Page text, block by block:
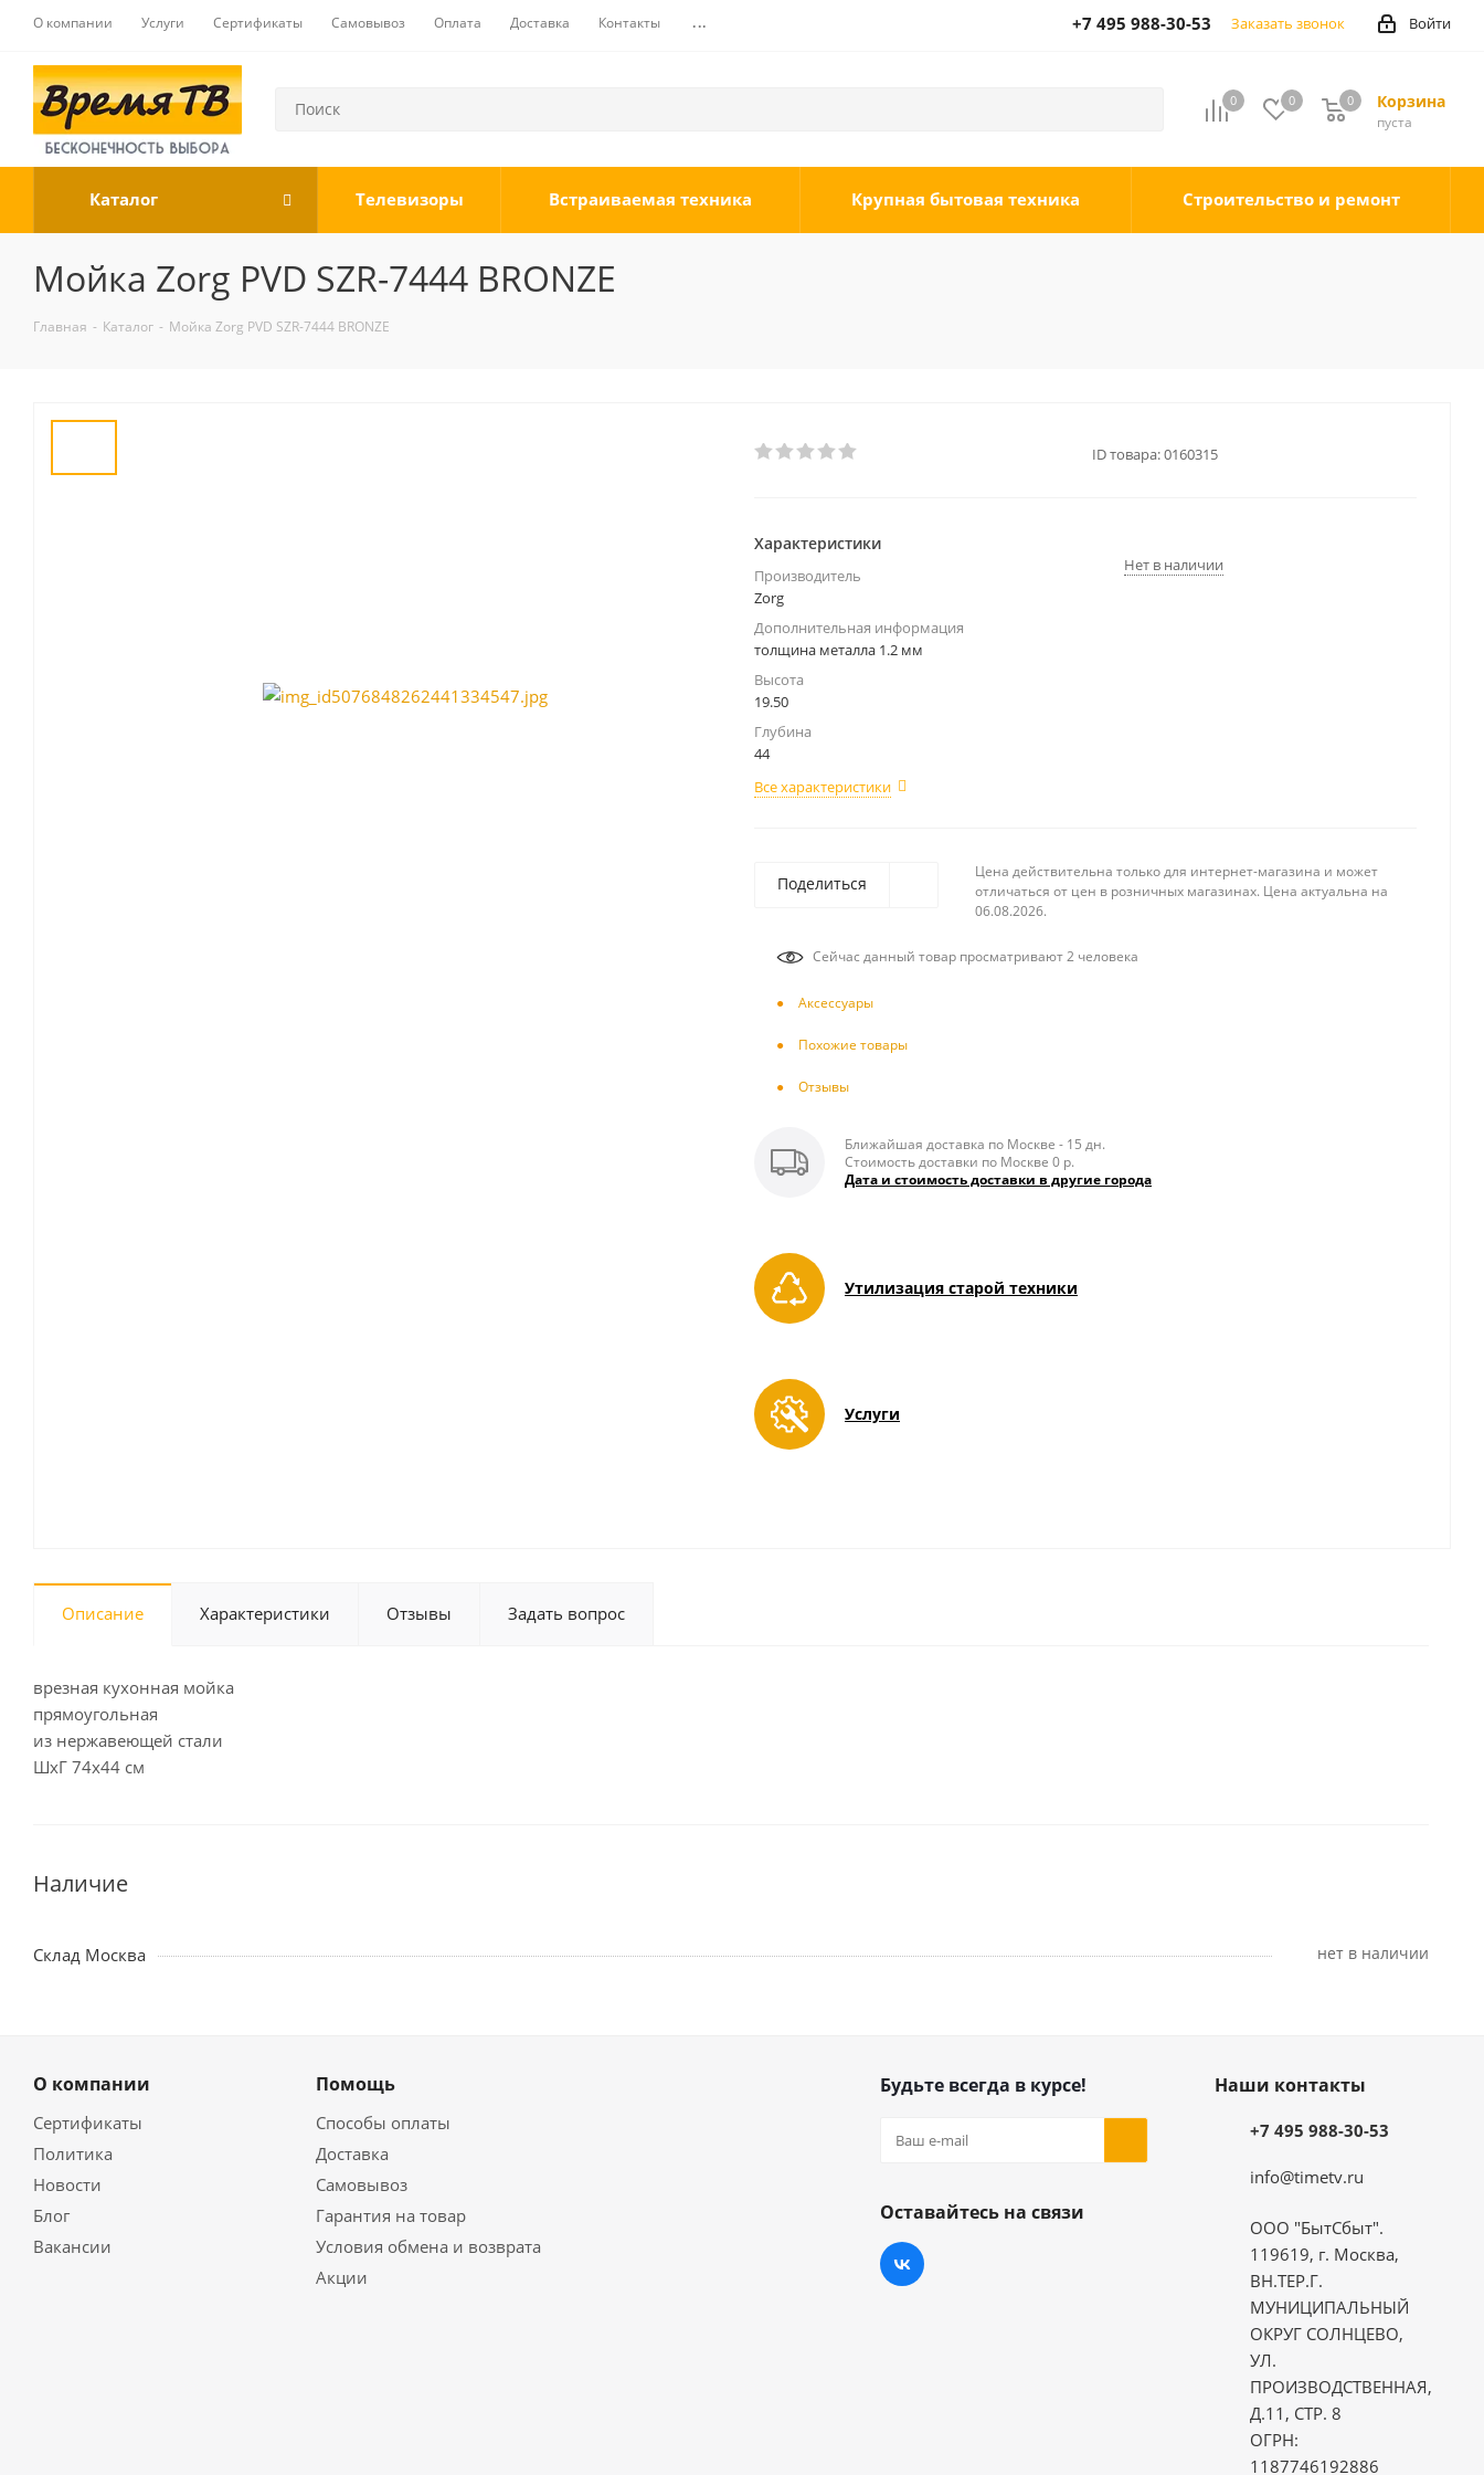
О компании Услуги Сертификаты Самовывоз Оплата Доставка Контакты ... Войти
+7 495 988-30-53 Заказать звонок
0 0 Корзина
0
пуста
0
Каталог Телевизоры Встраиваемая техника Крупная бытовая техника Строительство и ремонт
Мойка Zorg PVD SZR-7444 BRONZE
Главная - Каталог - Мойка Zorg PVD SZR-7444 BRONZE
ID товара:0160315
Характеристики
Производитель
Zorg
Дополнительная информация
толщина металла 1.2 мм
Высота
19.50
Глубина
44
Все характеристики
Нет в наличии
Поделиться
Цена действительна только для интернет-магазина и может
отличаться от цен в розничных магазинах. Цена актуальна на
06.08.2026.
Сейчас данный товар просматривают 2 человека
Аксесcуары
Похожие товары
Отзывы
Ближайшая доставка по Москве - 15 дн.
Стоимость доставки по Москве 0 р.
Дата и стоимость доставки в другие города
Утилизация старой техники
Услуги
Описание Характеристики Отзывы Задать вопрос
врезная кухонная мойка
прямоугольная
из нержавеющей стали
ШхГ 74х44 см
Наличие
Склад Москва Нет в наличии
О компании
Сертификаты
Политика
Новости
Блог
Вакансии
Помощь
Способы оплаты
Доставка
Самовывоз
Гарантия на товар
Условия обмена и возврата
Акции
Будьте всегда в курсе!
Оставайтесь на связи
Наши контакты
+7 495 988-30-53
info@timetv.ru
ООО "БытСбыт".
119619, г. Москва,
ВН.ТЕР.Г.
МУНИЦИПАЛЬНЫЙ
ОКРУГ СОЛНЦЕВО,
УЛ.
ПРОИЗВОДСТВЕННАЯ,
Д.11, СТР. 8
ОГРН:
1187746192886